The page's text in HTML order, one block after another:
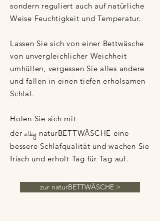
sondern reguliert auch auf natürliche
Weise Feuchtigkeit und Temperatur.
Lassen Sie sich von einer Bettwäsche
von unvergleichlicher Weichheit
umhüllen, vergessen Sie alles andere
und fallen in einen tiefen erholsamen
Schlaf.
Holen Sie sich mit
der elky naturBETTWÄSCHE eine
bessere Schlafqualität und wachen Sie
frisch und erholt Tag für Tag auf.
zur naturBETTWÄSCHE >